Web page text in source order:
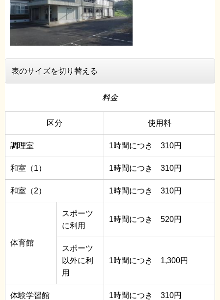
表のサイズを切り替える
料金
区分 使用料
調理室 1時間につき 310円
和室（1） 1時間につき 310円
和室（2） 1時間につき 310円
体育館
スポーツ
に利用
1時間につき 520円
スポーツ
以外に利
用
1時間につき 1,300円
体験学習館 1時間につき 310円